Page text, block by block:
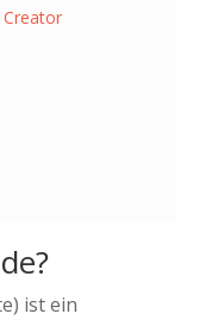
ist ein